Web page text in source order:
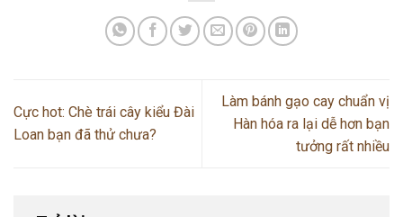
Cực hot: Chè trái cây kiểu Đài
Loan bạn đã thử chưa?
Làm bánh gạo cay chuẩn vị
Hàn hóa ra lại dễ hơn bạn
tưởng rất nhiều